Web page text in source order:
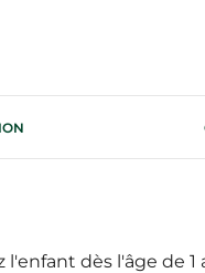
dès l'âge de